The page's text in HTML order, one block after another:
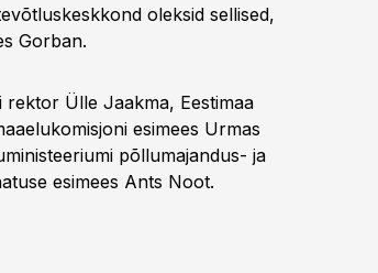
oleksid sellised,
Gorban.
Ülle Jaakma, Eestimaa
esimees Urmas
põllumajandus- ja
esimees Ants Noot.